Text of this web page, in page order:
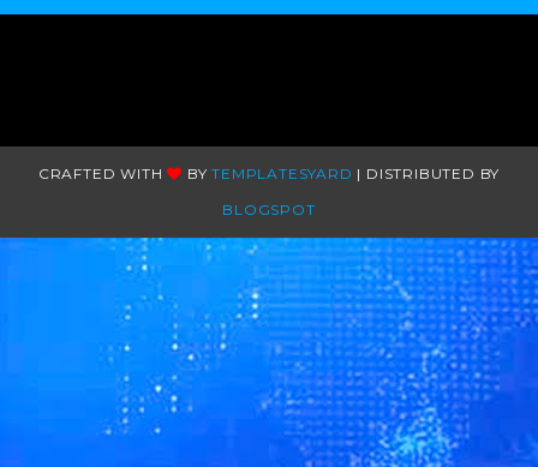
CRAFTED WITH BYTEMPLATESYARD | DISTRIBUTED BY
BLOGSPOT